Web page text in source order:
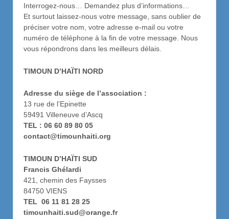
Interrogez-nous… Demandez plus d’informations…
Et surtout laissez-nous votre message, sans oublier de
préciser votre nom, votre adresse e-mail ou votre
numéro de téléphone à la fin de votre message. Nous
vous répondrons dans les meilleurs délais.
TIMOUN D’HAÏTI NORD
Adresse du siège de l’association :
13 rue de l’Epinette
59491 Villeneuve d’Ascq
TEL : 06 60 89 80 05
contact@timounhaiti.org
TIMOUN D’HAÏTI SUD
Francis Ghélardi
421, chemin des Faysses
84750 VIENS
TEL 06 11 81 28 25
timounhaiti.sud@orange.fr